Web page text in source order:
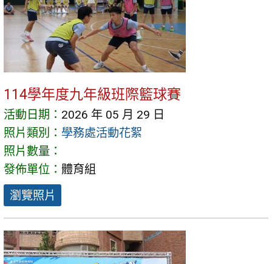
114學年度九年級班際籃球賽
活動日期： 2026 年 05 月 29 日
照片類別： 學務處活動花絮
照片數量：
發佈單位： 體育組
瀏覽照片